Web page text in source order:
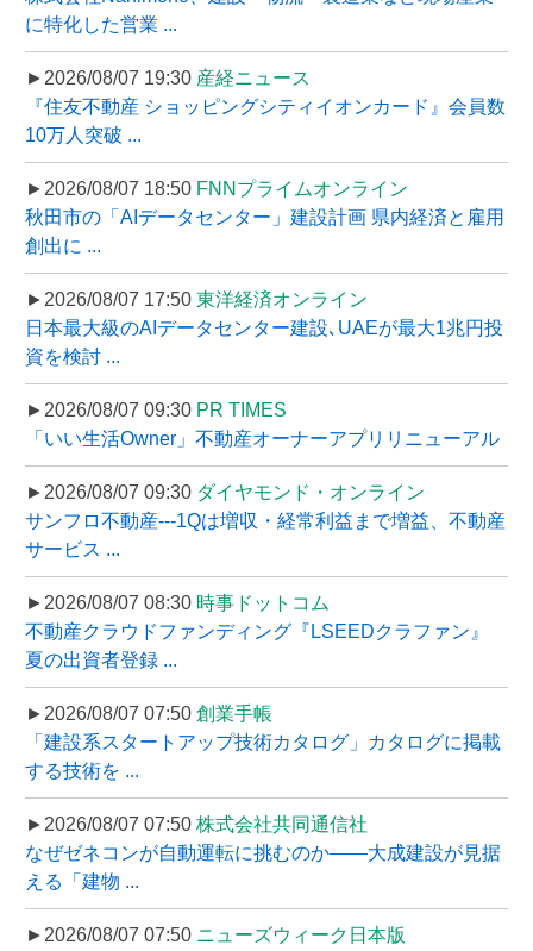
に特化した営業 ...
►2026/08/07 19:30 産経ニュース
『住友不動産 ショッピングシティイオンカード』会員数
10万人突破 ...
►2026/08/07 18:50 FNNプライムオンライン
秋田市の「AIデータセンター」建設計画 県内経済と雇用
創出に ...
►2026/08/07 17:50 東洋経済オンライン
日本最大級のAIデータセンター建設､UAEが最大1兆円投
資を検討 ...
►2026/08/07 09:30 PR TIMES
「いい生活Owner」不動産オーナーアプリリニューアル
►2026/08/07 09:30 ダイヤモンド・オンライン
サンフロ不動産---1Qは増収・経常利益まで増益、不動産
サービス ...
►2026/08/07 08:30 時事ドットコム
不動産クラウドファンディング『LSEEDクラファン』
夏の出資者登録 ...
►2026/08/07 07:50 創業手帳
「建設系スタートアップ技術カタログ」カタログに掲載
する技術を ...
►2026/08/07 07:50 株式会社共同通信社
なぜゼネコンが自動運転に挑むのか――大成建設が見据
える「建物 ...
►2026/08/07 07:50 ニューズウィーク日本版